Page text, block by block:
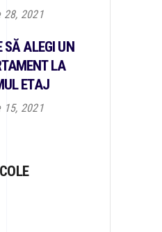
2021
SĂ ALEGI UN
LA
ETAJ
2021